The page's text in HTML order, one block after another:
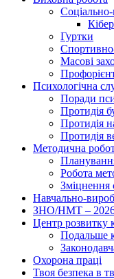
Гуртки
Масові
Психологічна
Поради
Протидія
Протидія
Протидія
Методична
Робота
Зміцнення
Навчально-
ЗНО/НМТ –
Центр розвитку
Подальше
Охорона праці
Твоя безпека в